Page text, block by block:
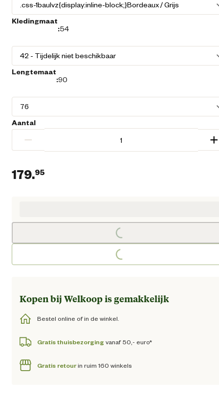
Kledingmaat
:54
Lengtemaat
:90
Aantal
− +
179.95
Loading...
Loading...
Kopen bij Welkoop is gemakkelijk
Bestel online of in de winkel.
Gratis thuisbezorging vanaf 50,- euro*
Gratis retourin ruim 160 winkels